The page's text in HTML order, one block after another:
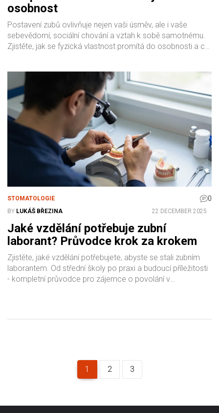
osobnost
Postavení zubů ovlivňuje nejen vaši úsměv, ale i vaše
sebevědomí, sociální chování a vztah k sobě samotnému.
Zjistěte, jak se fyzická vlastnost promítá do osobnosti a co
STOMATOLOGIE 0
BY LUKÁŠ BŘEZINA 22 DECEMBER 2025
Jaké vzdělání potřebuje zubní
laborant? Průvodce krok za krokem
Zjistěte, jaké vzdělání potřebujete, abyste se stali zubním
laborantem. Od střední školy po praxi a budoucí příležitosti
- kompletní průvodce pro zájemce o povolání v
1 2 3